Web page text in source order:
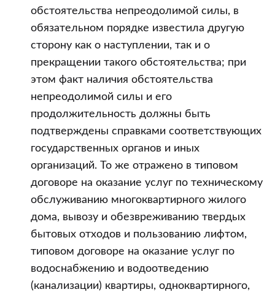
обстоятельства непреодолимой силы, в
обязательном порядке известила другую
сторону как о наступлении, так и о
прекращении такого обстоятельства; при
этом факт наличия обстоятельства
непреодолимой силы и его
продолжительность должны быть
подтверждены справками соответствующих
государственных органов и иных
организаций. То же отражено в типовом
договоре на оказание услуг по техническому
обслуживанию многоквартирного жилого
дома, вывозу и обезвреживанию твердых
бытовых отходов и пользованию лифтом,
типовом договоре на оказание услуг по
водоснабжению и водоотведению
(канализации) квартиры, одноквартирного,